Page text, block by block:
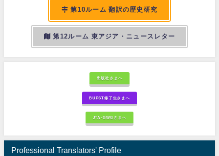
第10ルーム 翻訳の歴史研究
第12ルーム 東アジア・ニュースレター
出版社さまへ
BUPST修了生さまへ
JTA-GWGさまへ
Professional Translators' Profile